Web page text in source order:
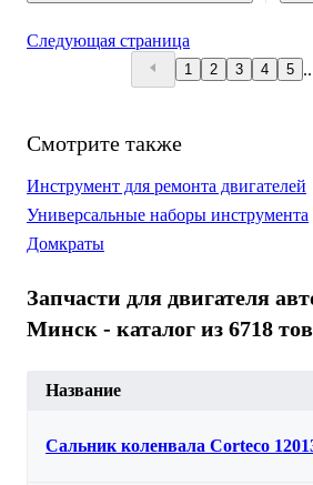
Следующая страница
1 2 3 4 5
Смотрите также
Инструмент для ремонта двигателей
Универсальные наборы инструмента
Домкраты
Запчасти для двигателя
Минск - каталог из 6718
Название
Сальник коленвала Corteco